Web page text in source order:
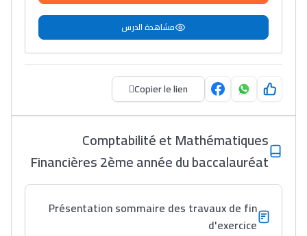
مشاهدة الدرس
Copier le lien
Comptabilité et Mathématiques
Financières 2ème année du baccalauréat
Présentation sommaire des travaux de fin
d'exercice